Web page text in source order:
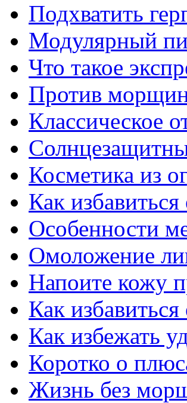
Подхватить
Модулярный
Что такое
Против
Классическое
Косметика из
Как
Особенности
Омоложение
Напоите кожу
Как
Как избежать
Коротко о
Жизнь без